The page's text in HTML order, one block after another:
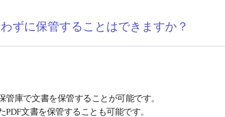
ずに保管することはできますか？
庫で文書を保管することが可能です。
文書を保管することも可能です。